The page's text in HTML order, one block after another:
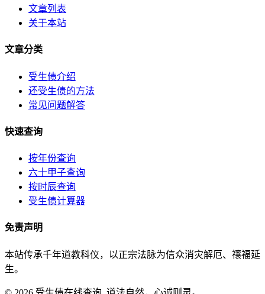
文章列表
关于本站
文章分类
受生债介绍
还受生债的方法
常见问题解答
快速查询
按年份查询
六十甲子查询
按时辰查询
受生债计算器
免责声明
本站传承千年道教科仪，以正宗法脉为信众消灾解厄、禳福延
生。